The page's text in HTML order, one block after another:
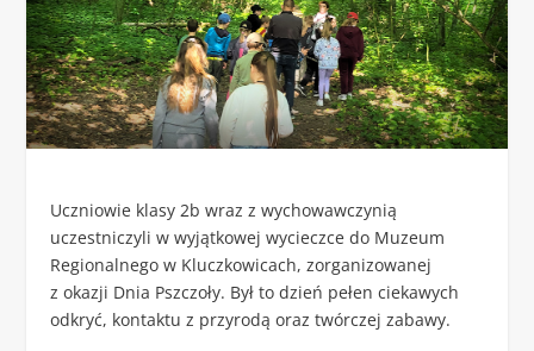
Uczniowie klasy 2b wraz z wychowawczynią
uczestniczyli w wyjątkowej wycieczce do Muzeum
Regionalnego w Kluczkowicach, zorganizowanej
z okazji Dnia Pszczoły. Był to dzień pełen ciekawych
odkryć, kontaktu z przyrodą oraz twórczej zabawy.